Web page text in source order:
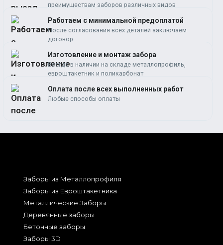
преимуществам заборов различных видов
Работаем c минимальной предоплатой
После согласования всех деталей заключаем
договор
Изготовление и монтаж забора
Всегда в наличии на складе металлопрофиль,
евроштакетник и поликарбонат
Оплата после всех выполненных работ
Любые способы оплаты
Заборы из Металлопрофиля
Заборы из Евроштакетника
Металлические Заборы
Деревянные заборы
Бетонные заборы
Заборы 3D